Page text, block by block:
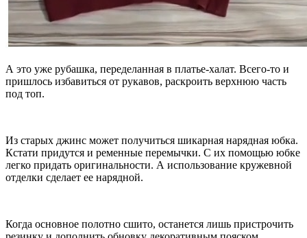
А это уже рубашка, переделанная в платье-халат. Всего-то и
пришлось избавиться от рукавов, раскроить верхнюю часть
под топ.
Из старых джинс может получиться шикарная нарядная юбка.
Кстати придутся и ременные перемычки. С их помощью юбке
легко придать оригинальности. А использование кружевной
отделки сделает ее нарядной.
Когда основное полотно сшито, останется лишь пристрочить